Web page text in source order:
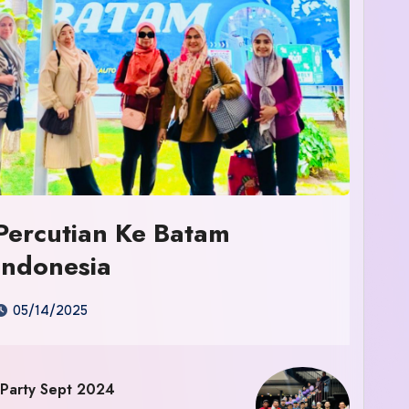
Ke Batam
05/14/2025
Sept 2024